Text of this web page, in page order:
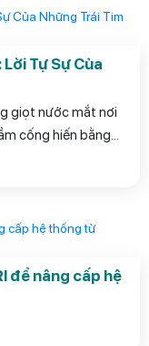
lòng nhân ái, về sự
nhân sinh" đầy
Tự Sự Của
giọt nước mắt nơi
cống hiến bằng
sĩ Nguyễn Duy
nỗi đau quặn
tự hào: "Chọn lại
để nâng cấp hệ